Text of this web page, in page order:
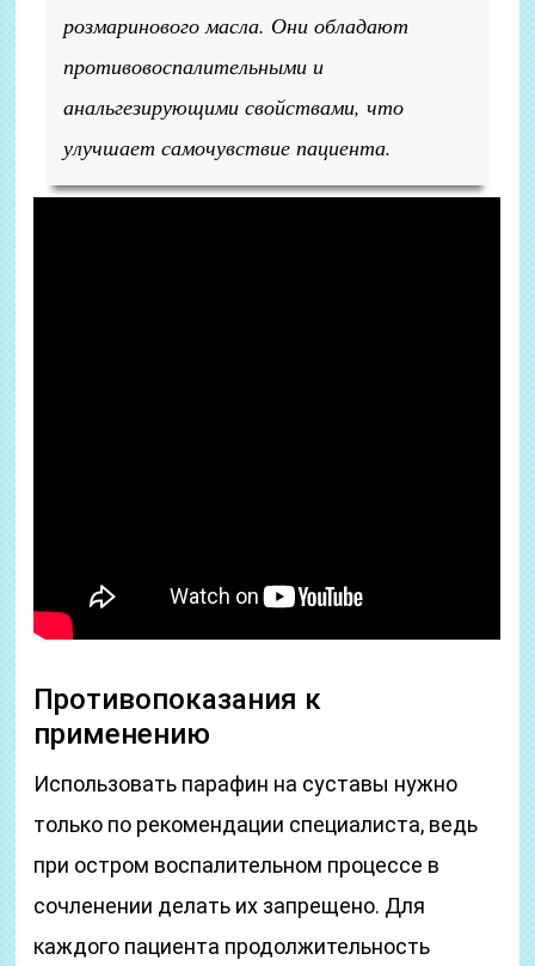
розмаринового масла. Они обладают
противовоспалительными и
анальгезирующими свойствами, что
улучшает самочувствие пациента.
Противопоказания к
применению
Использовать парафин на суставы нужно
только по рекомендации специалиста, ведь
при остром воспалительном процессе в
сочленении делать их запрещено. Для
каждого пациента продолжительность